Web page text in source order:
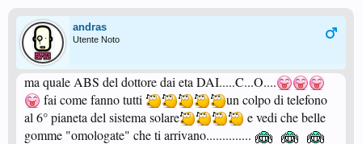
andras
Utente Noto
ma quale ABS del dottore dai eta DAI.....C...O....
fai come fanno tutti
un colpo di telefono
al 6° pianeta del sistema solare
e vedi che belle
gomme "omologate" che ti arrivano..............